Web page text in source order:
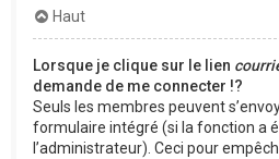
Haut
Lorsque je clique sur le lien
demande de me connecter !?
Seuls les membres peuvent
formulaire intégré (si la fonction a
l’administrateur). Ceci pour